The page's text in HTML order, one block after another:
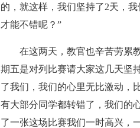
的，就这样，我们坚持了2天，
才能不错呢？”
在这两天，教官也辛苦劳累
期五是对列比赛请大家这几天坚
了我们，我们的心里无比激动，
有大部分同学都转错了，我们的
了一张这场比赛我们一时高兴，